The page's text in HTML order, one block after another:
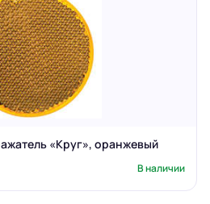
«Круг», оранжевый
В наличии